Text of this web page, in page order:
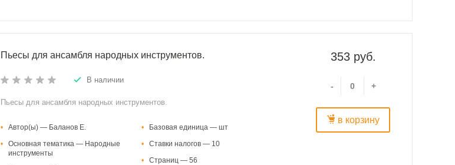
353 руб.
- +
в корзину
Пьесы для ансамбля народных инструментов.
В наличии
Пьесы для ансамбля народных инструментов.
•
Автор(ы) — Баланов Е.
•
Основная тематика — Народные
инструменты
•
Базовая единица — шт
•
Ставки налогов — 10
•
Страниц — 56